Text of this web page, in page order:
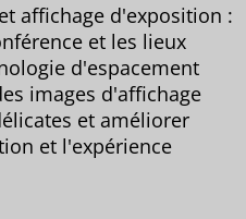
affichage d'exposition :
et les lieux
d'espacement
images d'affichage
et améliorer
et l'expérience